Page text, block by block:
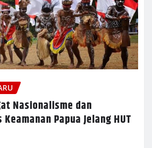
Nasionalisme dan
Papua Jelang HUT